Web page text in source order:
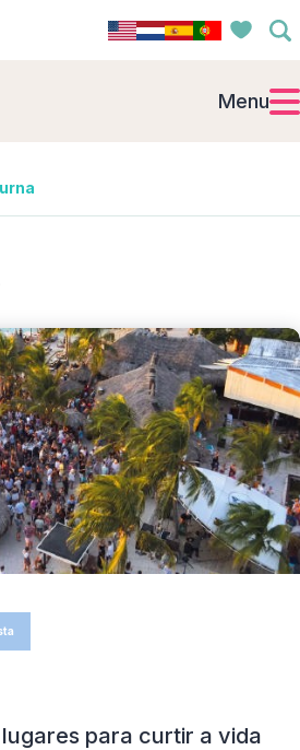
Menu
para curtir a vida